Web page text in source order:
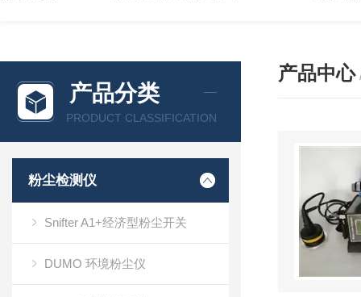
产品分类
PRODUCT CLASSIFICATION
粉尘检测仪
Snifter A1+经济型粉尘开关
DUMO 环境粉尘仪
产品中心